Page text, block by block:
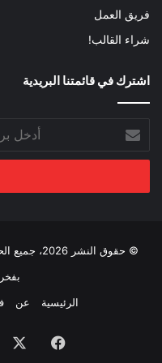
فريق العمل
شراء القالب!
اشترك في قائمتنا البريدية
بريدك
الإلكتروني
© حقوق النشر 2026، جميع الحقوق محفوظة |
بفخر
الرئيسية
عن
فيسبوك